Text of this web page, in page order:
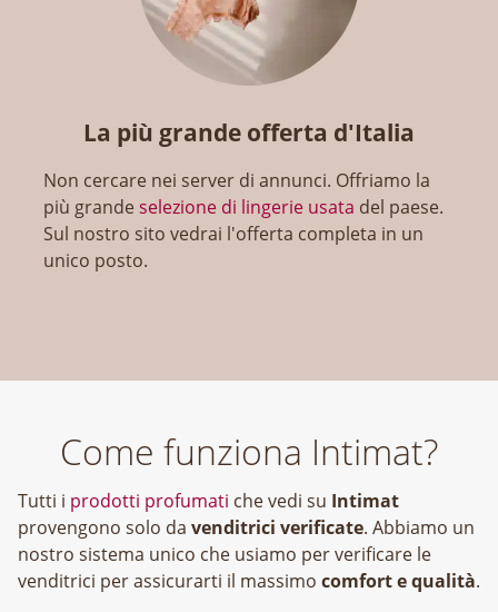
La più grande offerta d'Italia
Non cercare nei server di annunci. Offriamo la
più grandeselezione di lingerie usata del paese.
Sul nostro sito vedrai l'offerta completa in un
unico posto.
Come funziona Intimat?
Tutti i prodotti profumati che vedi su Intimat
provengono solo da venditrici verificate. Abbiamo un
nostro sistema unico che usiamo per verificare le
venditrici per assicurarti il massimo comfort e qualità.